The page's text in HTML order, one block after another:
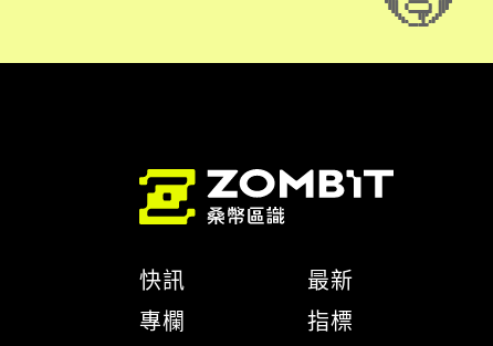
快訊
專欄
最新
指標